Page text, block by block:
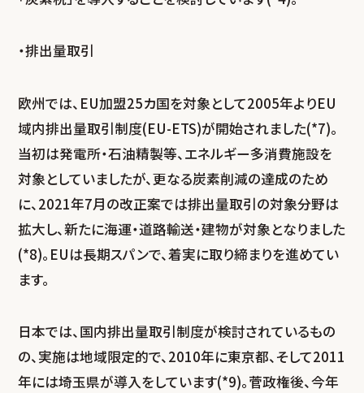
・排出量取引
欧州では、EU加盟25カ国を対象として2005年よりEU
域内排出量取引制度(EU-ETS)が開始されました(*7)。
当初は発電所・石油精製等、エネルギー多消費施設を
対象としていましたが、更なる炭素削減の達成のため
に、2021年7月の改正案では排出量取引の対象分野は
拡大し、新たに海運・道路輸送・建物が対象となりました
(*8)。EUは長期スパンで、着実に取り締まりを進めてい
ます。
日本では、国内排出量取引制度が検討されているもの
の、実施は地域限定的で、2010年に東京都、そして2011
年には埼玉県が導入をしています(*9)。菅政権後、今年